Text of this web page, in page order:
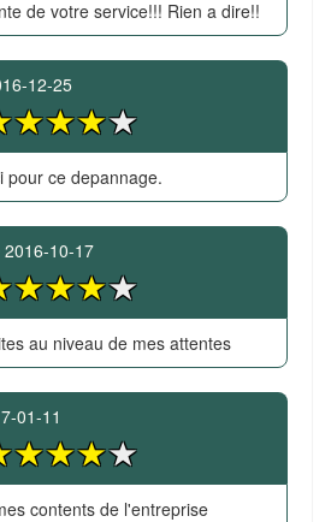
de votre service!!! Rien a dire!!
12-25
pour ce depannage.
2016-10-17
au niveau de mes attentes
01-11
contents de l'entreprise